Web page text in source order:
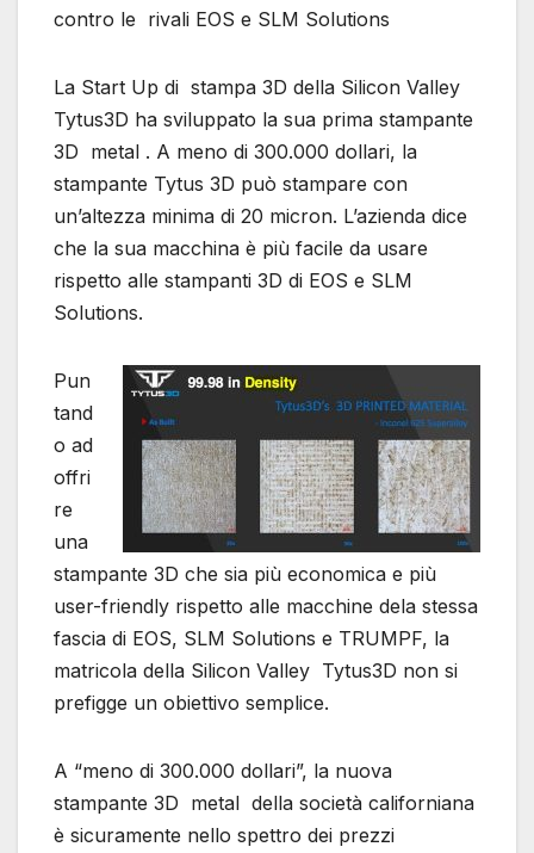
contro le rivali EOS e SLM Solutions
La Start Up di stampa 3D della Silicon Valley
Tytus3D ha sviluppato la sua prima stampante
3D metal . A meno di 300.000 dollari, la
stampante Tytus 3D può stampare con
un’altezza minima di 20 micron. L’azienda dice
che la sua macchina è più facile da usare
rispetto alle stampanti 3D di EOS e SLM
Solutions.
Pun
tand
o ad
offri
re
una
stampante 3D che sia più economica e più
user-friendly rispetto alle macchine dela stessa
fascia di EOS, SLM Solutions e TRUMPF, la
matricola della Silicon Valley Tytus3D non si
prefigge un obiettivo semplice.
A “meno di 300.000 dollari”, la nuova
stampante 3D metal della società californiana
è sicuramente nello spettro dei prezzi